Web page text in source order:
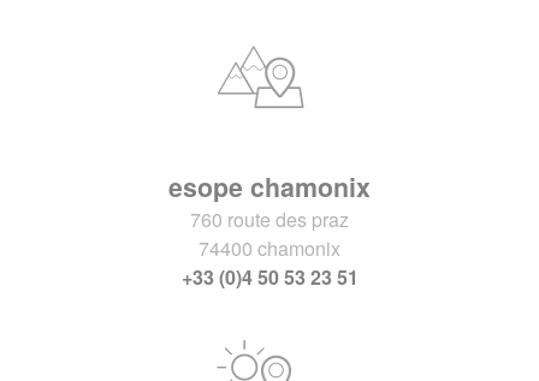
esope chamonix
760 route des praz
74400 chamonix
+33 (0)4 50 53 23 51